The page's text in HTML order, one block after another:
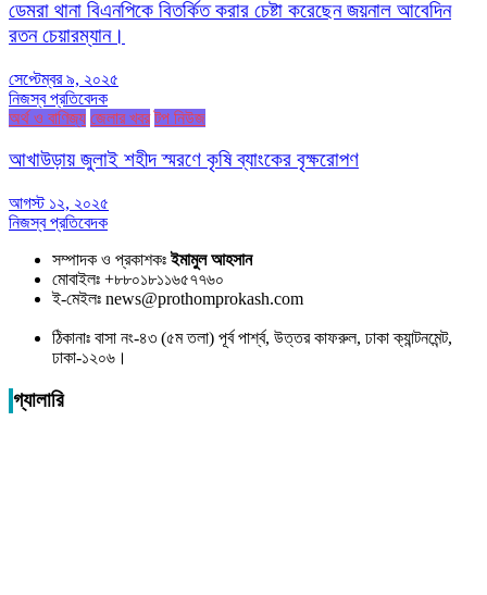
ডেমরা থানা বিএনপিকে বিতর্কিত করার চেষ্টা করেছেন জয়নাল আবেদিন
রতন চেয়ারম্যান।
সেপ্টেম্বর ৯, ২০২৫
নিজস্ব প্রতিবেদক
অর্থ ও বাণিজ্য জেলার খবর টপ নিউজ
আখাউড়ায় জুলাই শহীদ স্মরণে কৃষি ব্যাংকের বৃক্ষরোপণ
আগস্ট ১২, ২০২৫
নিজস্ব প্রতিবেদক
সম্পাদক ও প্রকাশকঃইমামুল আহসান
মোবাইলঃ +৮৮০১৮১১৬৫৭৭৬০
ই-মেইলঃ news@prothomprokash.com
ঠিকানাঃ বাসা নং-৪৩ (৫ম তলা) পূর্ব পার্শ্ব, উত্তর কাফরুল, ঢাকা ক্যান্টনমেন্ট,
ঢাকা-১২০৬।
গ্যালারি